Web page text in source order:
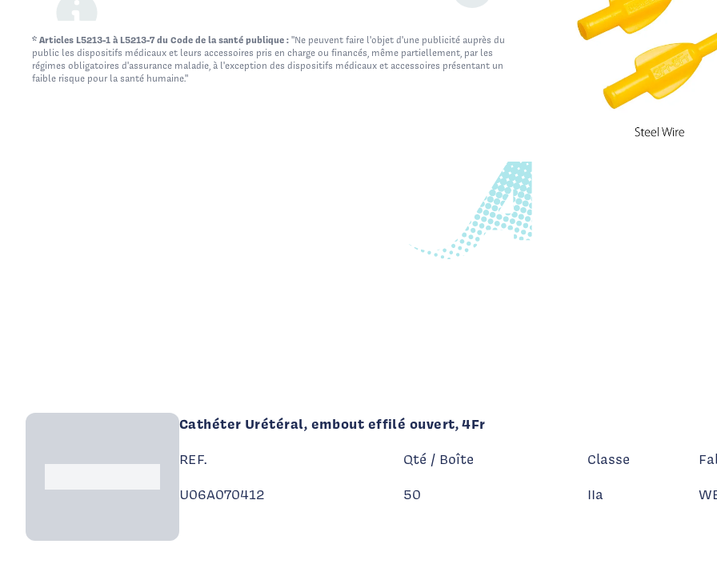
* Articles L5213-1 à L5213-7 du Code de la santé publique : "Ne peuvent faire l'objet d'une publicité auprès du
public les dispositifs médicaux et leurs accessoires pris en charge ou financés, même partiellement, par les
régimes obligatoires d'assurance maladie, à l'exception des dispositifs médicaux et accessoires présentant un
faible risque pour la santé humaine."
Page 1 - 5 produits affichésCathéter Urétéral, embout effilé ouvert, 4Fr
REF. Qté / Boîte Classe
U06A070412
50 IIa